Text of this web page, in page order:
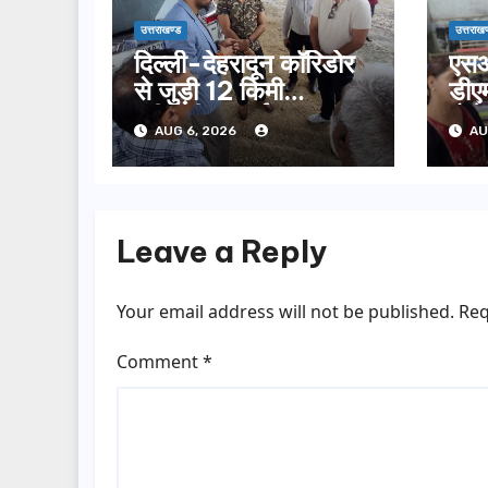
उत्तराखण्ड
दिल्ली-देहरादून कॉरिडोर
से जुड़ी 12 किमी
ग्रीनफील्ड बाईपास का
डीएम ने किया निरीक्षण…
AUG 6, 2026
Leave a Reply
Your email address will not be published.
Comment*